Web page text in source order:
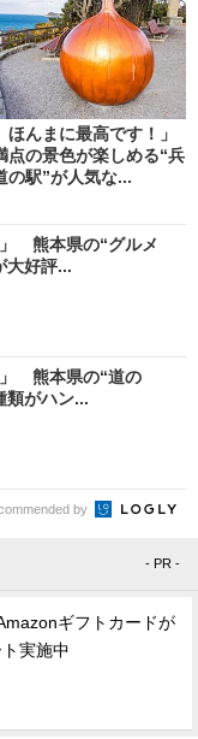
ほんまに最高です！」
の景色が楽しめる“兵
の駅”が人気な...
」 熊本県の“グルメ
大好評...
」 熊本県の“道の
がハン...
by
- PR -
ギフトカードが
実施中